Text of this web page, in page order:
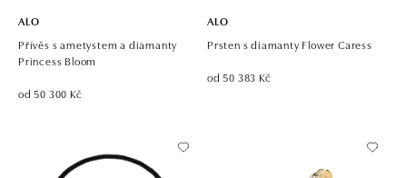
ALO
Přívěs s ametystem a diamanty
Princess Bloom
od 50 300 Kč
ALO
Prsten s diamanty Flower Caress
od 50 383 Kč